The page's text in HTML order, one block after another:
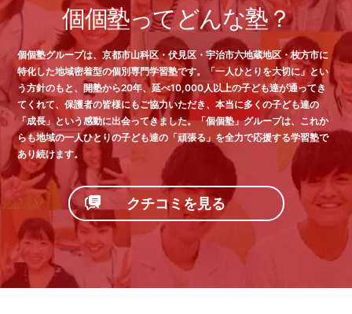
個個塾ってどんな塾？
個個塾グループは、京都市山科区・伏見区・宇治市六地蔵地区・枚方市に
特化した地域密着型の個別専門学習塾です。「一人ひとりを大切に」とい
う方針のもと、開塾から20年、延べ10,000人以上の子ども達が通ってき
てくれて、保護者の皆様にもご協力いただき、本当に多くの子ども達の
「成長」という感動に出会ってきました。「個個塾」グループは、これか
らも地域の一人ひとりの子ども達の「頑張る」を全力で応援する学習塾で
あり続けます。
クチコミを見る